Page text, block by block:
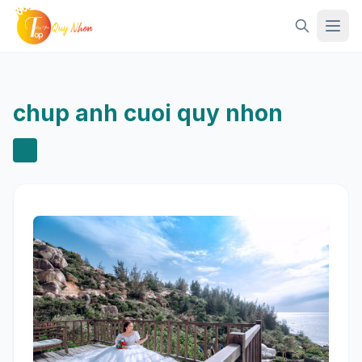
Mở
chup anh cuoi quy nhon